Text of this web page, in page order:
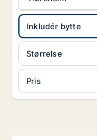
Størrelse
Pris
Inkludér bytte